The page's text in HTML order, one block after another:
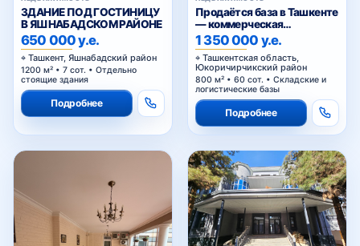
ЗДАНИЕ ПОД ГОСТИНИЦУ
В ЯШНАБАДСКОМ РАЙОНЕ
650 000 у.е.
Ташкент, Яшнабадский район
1200 м² • 7 сот. • Отдельно
стоящие здания
Подробнее
Продаётся база в Ташкенте
— коммерческая
недвижимость под
производство, склад и
логистику
1 350 000 у.е.
Ташкентская область,
Юкоричирчикский район
800 м² • 60 сот. • Складские и
логистические базы
Подробнее